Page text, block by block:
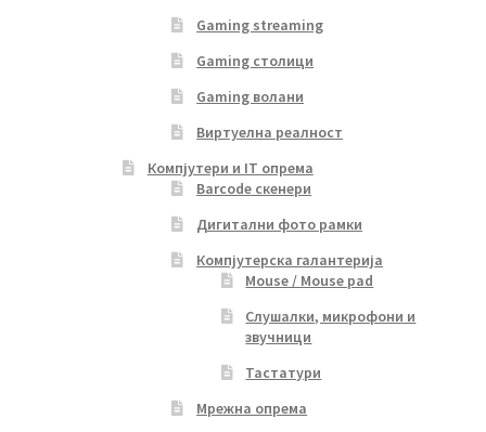
Gaming streaming
Gaming столици
Gaming волани
Виртуелна реалност
Компјутери и IT опрема
Barcode скенери
Дигитални фото рамки
Компјутерска галантерија
Mouse / Mouse pad
Слушалки, микрофони и
звучници
Тастатури
Мрежна опрема